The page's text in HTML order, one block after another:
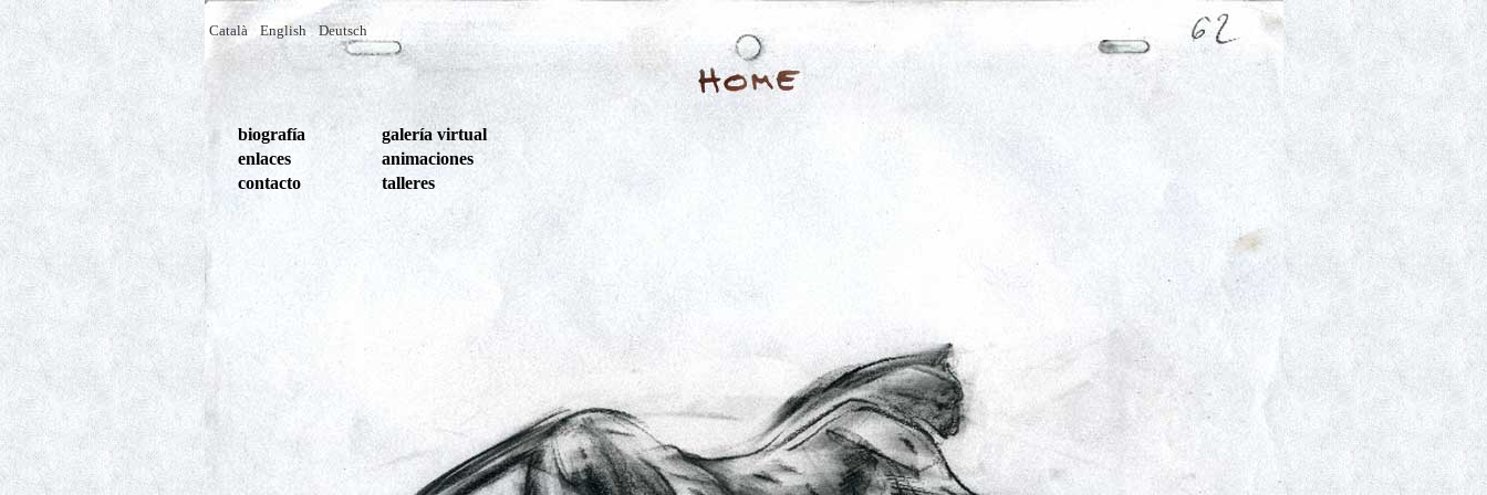
Català English Deutsch
biografía
enlaces
contacto
galería virtual
animaciones
talleres